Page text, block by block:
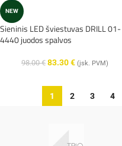
NEW
Sieninis LED šviestuvas DRILL 01-
4440 juodos spalvos
98.00€ 83.30€ (įsk. PVM)
1 2 3 4